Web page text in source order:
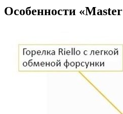
Особенности